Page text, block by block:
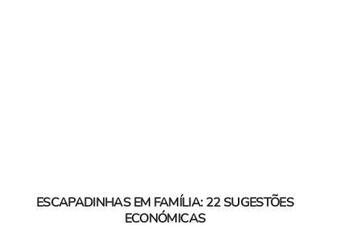
ESCAPADINHAS EM FAMÍLIA: 22 SUGESTÕES
ECONÓMICAS